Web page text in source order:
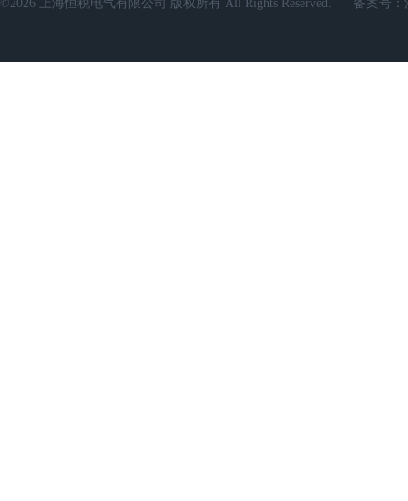
©2026 上海恒税电气有限公司 版权所有 All Rights Reserved. 备案号：